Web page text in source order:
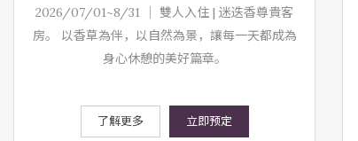
2026/07/01~8/31 ｜ 雙人入住 | 迷迭香尊貴客
房。 以香草為伴，以自然為景，讓每一天都成為
身心休憩的美好篇章。
了解更多 立即预定